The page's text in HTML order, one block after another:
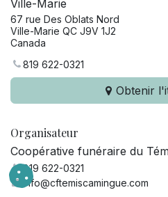
Ville-Marie
67 rue Des Oblats Nord
Ville-Marie QC J9V 1J2
Canada
819 622-0321
Obtenir
Organisateur
Coopérative funéraire du
819 622-0321
info@cftemiscamingue.com